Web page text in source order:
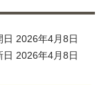
日 2026年4月8日
日 2026年4月8日